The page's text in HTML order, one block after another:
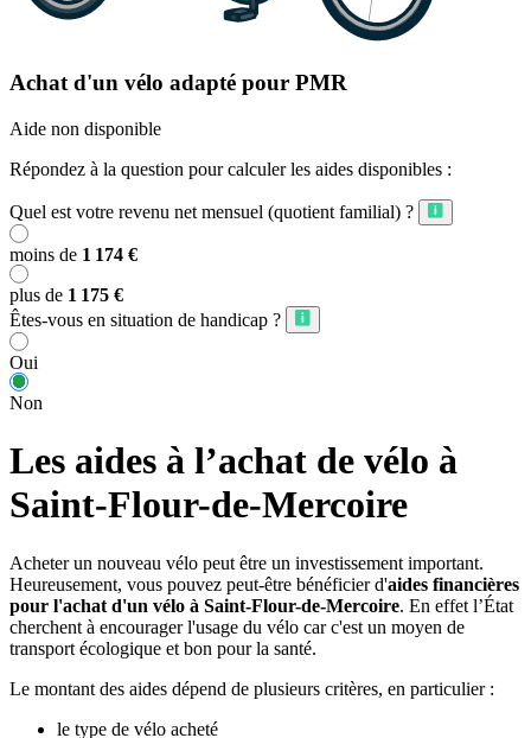
Achat d'un vélo adapté pour PMR
Aide non disponible
Répondez à la question pour calculer les aides disponibles :
Quel est votre revenu net mensuel (quotient familial) ?
moins de 1 174 €
plus de 1 175 €
Êtes-vous en situation de handicap ?
Oui
Non
Les aides à l’achat de vélo à
Saint-Flour-de-Mercoire
Acheter un nouveau vélo peut être un investissement important.
Heureusement, vous pouvez peut-être bénéficier d'aides financières
pour l'achat d'un vélo à Saint-Flour-de-Mercoire. En effet l’État
cherchent à encourager l'usage du vélo car c'est un moyen de
transport écologique et bon pour la santé.
Le montant des aides dépend de plusieurs critères, en particulier :
le type de vélo acheté